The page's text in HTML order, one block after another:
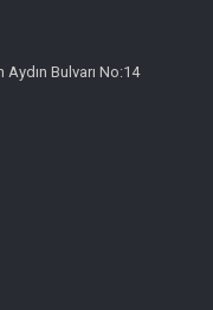
Bulvarı No:14